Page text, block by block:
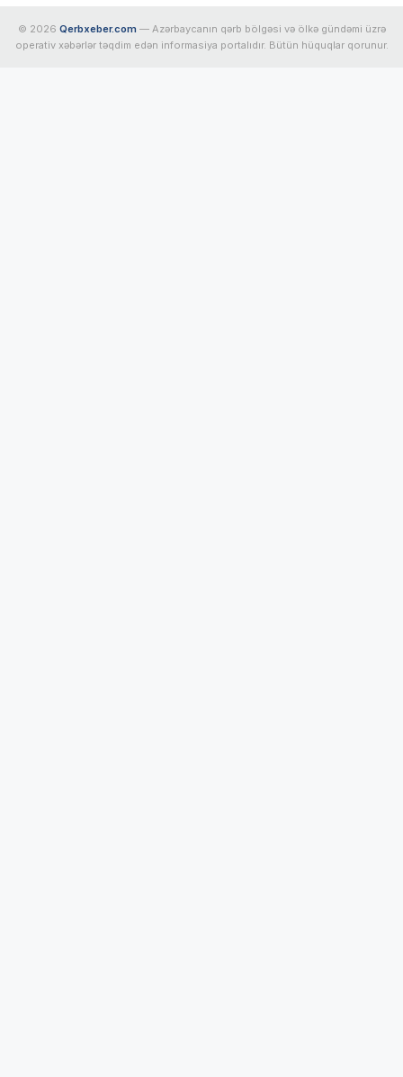
© 2026 Qerbxeber.com — Azərbaycanın qərb bölgəsi və ölkə gündəmi üzrə
operativ xəbərlər təqdim edən informasiya portalıdır. Bütün hüquqlar qorunur.